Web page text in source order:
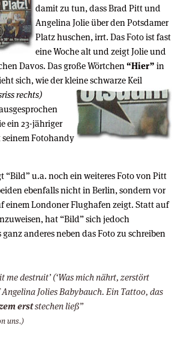
damit zu tun, dass Brad Pitt und
Angelina Jolie über den Potsdamer
Platz huschen, irrt. Das Foto ist fast
eine Woche alt und zeigt Jolie und
Davos. Das große Wörtchen “Hier” in
sich, wie der kleine schwarze Keil
rechts)
ein 23-jähriger
Fotohandy
“Bild” u.a. noch ein weiteres Foto von Pitt
ebenfalls nicht in Berlin, sondern vor
einem Londoner Flughafen zeigt. Statt auf
hat “Bild” sich jedoch
anderes neben das Foto zu schreiben
me destruit’ (‘Was mich nährt, zerstört
Jolies Babybauch. Ein Tattoo, das
erststechen ließ”
uns.)